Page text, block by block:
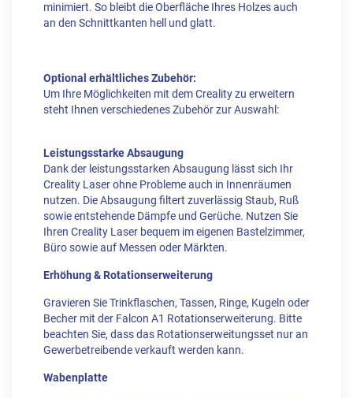
minimiert. So bleibt die Oberfläche Ihres Holzes auch
an den Schnittkanten hell und glatt.
Optional erhältliches Zubehör:
Um Ihre Möglichkeiten mit dem Creality zu erweitern
steht Ihnen verschiedenes Zubehör zur Auswahl:
Leistungsstarke Absaugung
Dank der leistungsstarken Absaugung lässt sich Ihr
Creality Laser ohne Probleme auch in Innenräumen
nutzen. Die Absaugung filtert zuverlässig Staub, Ruß
sowie entstehende Dämpfe und Gerüche. Nutzen Sie
Ihren Creality Laser bequem im eigenen Bastelzimmer,
Büro sowie auf Messen oder Märkten.
Erhöhung & Rotationserweiterung
Gravieren Sie Trinkflaschen, Tassen, Ringe, Kugeln oder
Becher mit der Falcon A1 Rotationserweiterung. Bitte
beachten Sie, dass das Rotationserweitungsset nur an
Gewerbetreibende verkauft werden kann.
Wabenplatte